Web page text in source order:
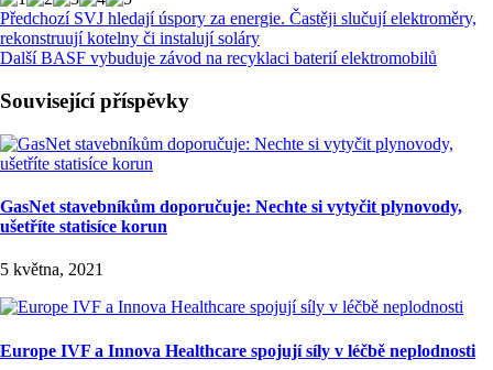
Předchozí SVJ hledají úspory za energie. Častěji slučují elektroměry,
rekonstruují kotelny či instalují soláry
Další BASF vybuduje závod na recyklaci baterií elektromobilů
Související příspěvky
GasNet stavebníkům doporučuje: Nechte si vytyčit plynovody,
ušetříte statisíce korun
5 května, 2021
Europe IVF a Innova Healthcare spojují síly v léčbě neplodnosti